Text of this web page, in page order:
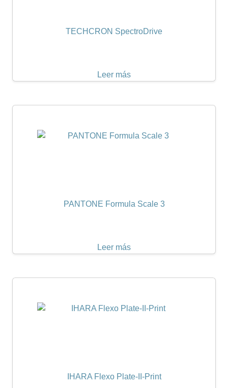
TECHCRON SpectroDrive
Leer más
PANTONE Formula Scale 3
Leer más
IHARA Flexo Plate-II-Print